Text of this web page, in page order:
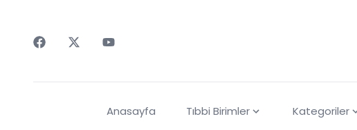
Anasayfa Tıbbi Birimler Kategoriler